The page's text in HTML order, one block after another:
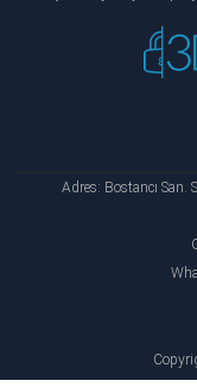
Adres: Bostancı San.